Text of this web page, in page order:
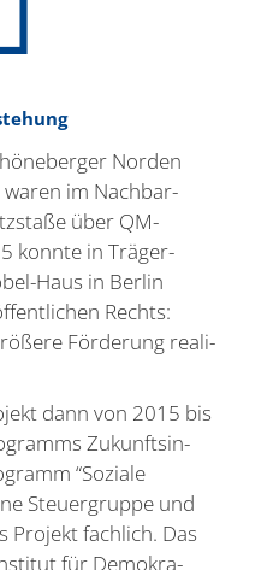
Norden
waren im Nachbar­
über QM-
konnte in Träger­
Haus in Berlin
Rechts:
Förderung reali­
dann von 2015 bis
Zukunfts­in­
“Soziale
Steuer­gruppe und
Projekt fachlich. Das
für Demokra­